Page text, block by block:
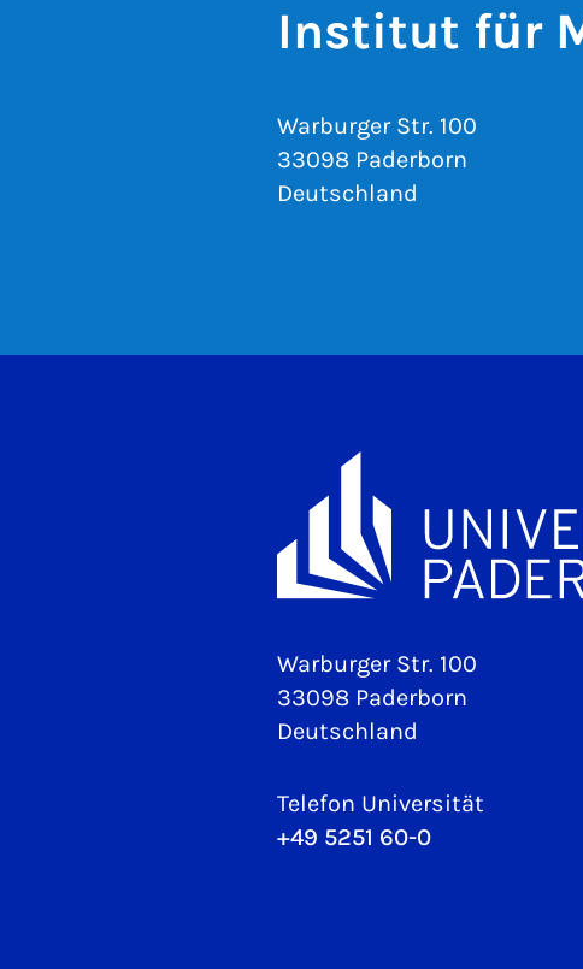
Institut für
Warburger Str. 100
33098 Paderborn
Deutschland
Warburger Str. 100
33098 Paderborn
Deutschland
Telefon Universität
+49 5251 60-0